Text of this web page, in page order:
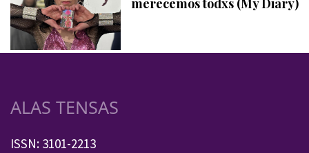
merecemos todxs (My Diary)
ALAS TENSAS
ISSN: 3101-2213